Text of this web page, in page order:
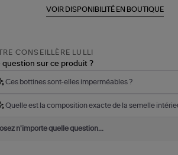
VOIR DISPONIBILITÉ EN BOUTIQUE
CONSEILLÈRE LULLI
question sur ce produit ?
Ces bottines sont-elles imperméables ?
Quelle est la composition exacte de la semelle